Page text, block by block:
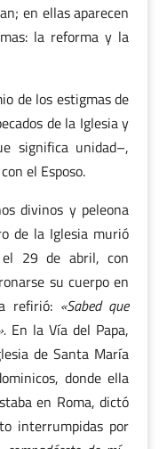
en ellas aparecen
la reforma y la
de los estigmas de
de la Iglesia y
significa unidad–,
el Esposo.
divinos y peleona
de la Iglesia murió
29 de abril, con
su cuerpo en
refirió: «Sabed que
En la Vía del Papa,
de Santa María
donde ella
en Roma, dictó
interrumpidas por